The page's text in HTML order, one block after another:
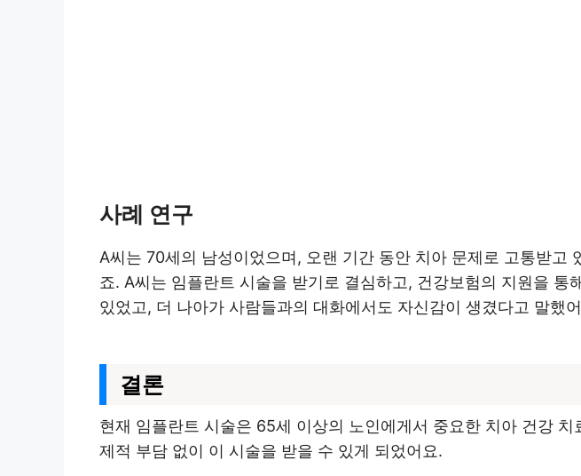
사례 연구
A씨는 70세의 남성이었으며, 오랜 기간 동안 치아 문제로 고통받
죠. A씨는 임플란트 시술을 받기로 결심하고, 건강보험의 지원을
있었고, 더 나아가 사람들과의 대화에서도 자신감이 생겼다고 말했
결론
현재 임플란트 시술은 65세 이상의 노인에게서 중요한 치아 건강
제적 부담 없이 이 시술을 받을 수 있게 되었어요.